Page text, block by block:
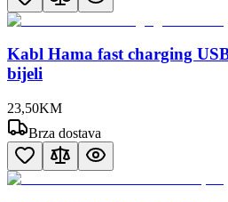
Kabl Hama fast charging
bijeli
23,50KM
Brza dostava